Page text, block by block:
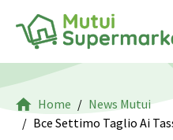
Home
News Mutui
Bce Settimo Taglio Ai